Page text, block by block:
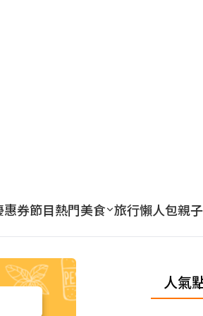
惠券節目熱門美食 旅行懶人包親子
人氣